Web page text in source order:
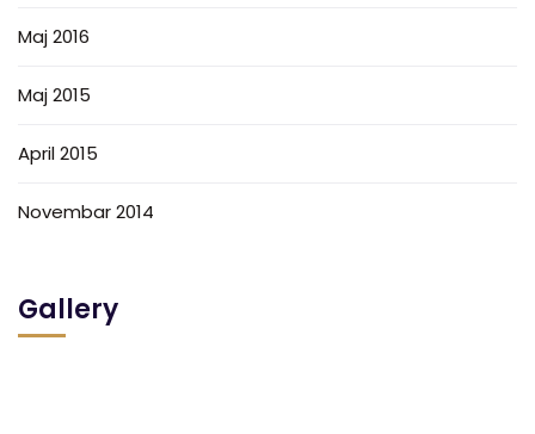
Maj 2016
Maj 2015
April 2015
Novembar 2014
Gallery